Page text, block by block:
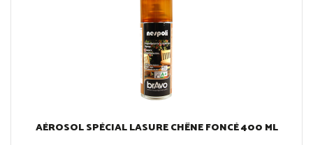
AÉROSOL SPÉCIAL LASURE CHÊNE FONCÉ 400 ML